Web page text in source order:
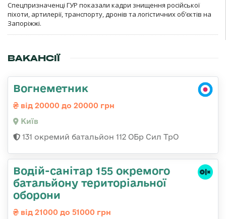
Спецпризначенці ГУР показали кадри знищення російської
піхоти, артилерії, транспорту, дронів та логістичних об’єктів на
Запоріжжі.
ВАКАНСІЇ
Вогнеметник
від 20000 до 20000 грн
Київ
131 окремий батальйон 112 ОБр Сил ТрО
Водій-санітар 155 окремого
батальйону територіальної
оборони
від 21000 до 51000 грн